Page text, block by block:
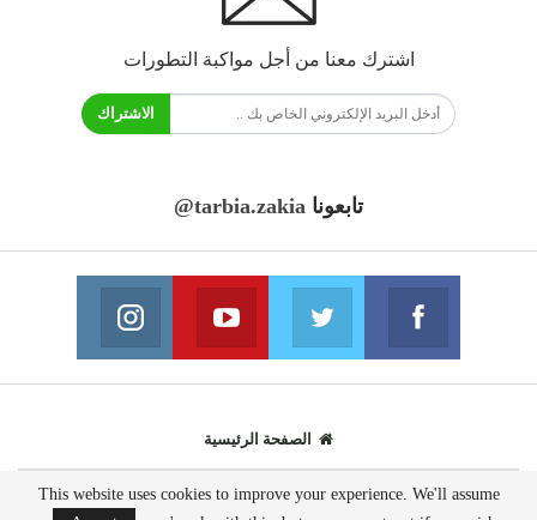
اشترك معنا من أجل مواكبة التطورات
الاشتراك
تابعونا @tarbia.zakia
فايسبوك
انضم الينا انضم الينا
يوتيوب
انضم الينا
الصفحة الرئيسية
© 2020 - جميع الحقوق محفوظة.
This website uses cookies to improve your experience. We'll assume